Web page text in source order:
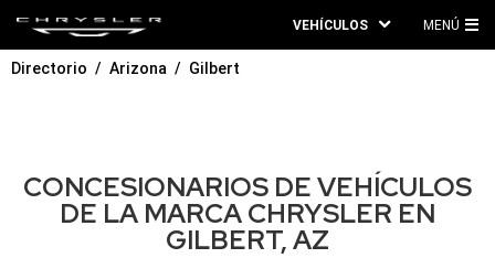
VEHÍCULOS MENÚ
Directorio Arizona Gilbert
CONCESIONARIOS DE VEHÍCULOS
DE LA MARCA CHRYSLER EN
GILBERT, AZ